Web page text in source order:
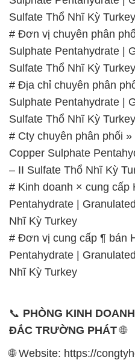
Sulfate Thổ Nhĩ Kỳ Turkey
# Đơn vị chuyên phân
Sulphate Pentahydrate |
Sulfate Thổ Nhĩ Kỳ Turkey
# Địa chỉ chuyên phân
Sulphate Pentahydrate |
Sulfate Thổ Nhĩ Kỳ Turkey
# Cty chuyên phân phối
Copper Sulphate
– II Sulfate Thổ Nhĩ Kỳ
# Kinh doanh × cung cấp
Pentahydrate |
Nhĩ Kỳ Turkey
# Đơn vị cung cấp ¶ bán
Pentahydrate |
Nhĩ Kỳ Turkey
📞 PHÒNG KINH
ĐẮC TRƯỜNG PHÁT🌐
🌐 Website: https://